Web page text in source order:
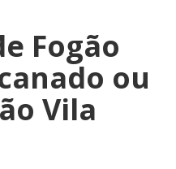
Fogão
ou
Vila